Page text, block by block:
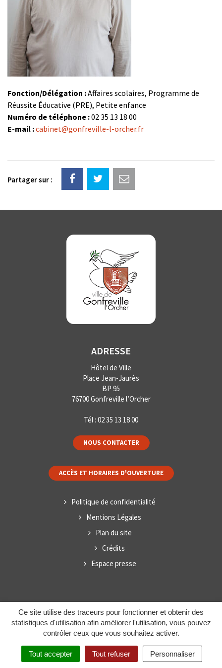
Ce site utilise des traceurs pour fonctionner et obtenir des
statistiques d'utilisation afin améliorer l'utilisation, vous pouvez
contrôler ceux que vous souhaitez activer.
Tout accepter Tout refuser Personnaliser
Fonction/Délégation :Affaires scolaires, Programme de
Réussite Éducative (PRE), Petite enfance
Numéro de téléphone :02 35 13 18 00
E-mail :cabinet@gonfreville-l-orcher.fr
Partager sur :
ADRESSE
Hôtel de Ville
Place Jean-Jaurès
BP 95
76700 Gonfreville l’Orcher
Tél : 02 35 13 18 00
NOUS CONTACTER
ACCÈS ET HORAIRES D'OUVERTURE
Politique de confidentialité
Mentions Légales
Plan du site
Crédits
Espace presse